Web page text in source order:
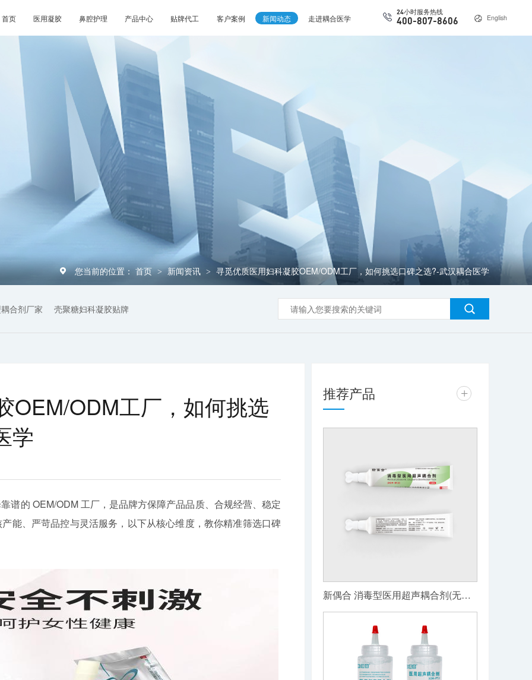
English
24小时服务热线
400-807-8606
首页 医用凝胶 鼻腔护理 产品中心 贴牌代工 客户案例 新闻动态 走进耦合医学
您当前的位置： 首页 > 新闻资讯 > 寻觅优质医用妇科凝胶OEM/ODM工厂，如何挑选口碑之选?-武汉耦合医学
合剂厂家 壳聚糖妇科凝胶贴牌
OEM/ODM工厂，如何挑选
学
谱的 OEM/ODM 工厂，是品牌方保障产品品质、合规经营、稳定
能、严苛品控与灵活服务，以下从核心维度，教你精准筛选口碑
推荐产品 +
新偶合 消毒型医用超声耦合剂(无菌级)